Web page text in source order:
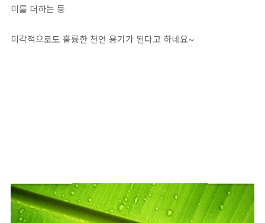
미를 더하는 등
미각적으로도 훌륭한 천연 용기가 된다고 하네요~